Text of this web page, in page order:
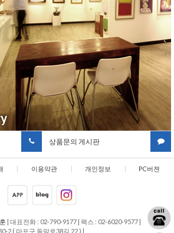
상품문의 게시판
| 이용약관 | 개인정보 | PC버젼
| 대표전화 : 02-790-9177 | 팩스 : 02-6020-9577 |
2 ( 마포구 독막로38길 22 ) |